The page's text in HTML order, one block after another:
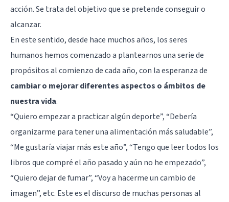
acción. Se trata del objetivo que se pretende conseguir o
alcanzar.
En este sentido, desde hace muchos años, los seres
humanos hemos comenzado a plantearnos una serie de
propósitos al comienzo de cada año, con la esperanza de
cambiar o mejorar diferentes aspectos o ámbitos de
nuestra vida.
“Quiero empezar a practicar algún deporte”, “Debería
organizarme para tener una alimentación más saludable”,
“Me gustaría viajar más este año”, “Tengo que leer todos los
libros que compré el año pasado y aún no he empezado”,
“Quiero dejar de fumar”, “Voy a hacerme un cambio de
imagen”, etc. Este es el discurso de muchas personas al